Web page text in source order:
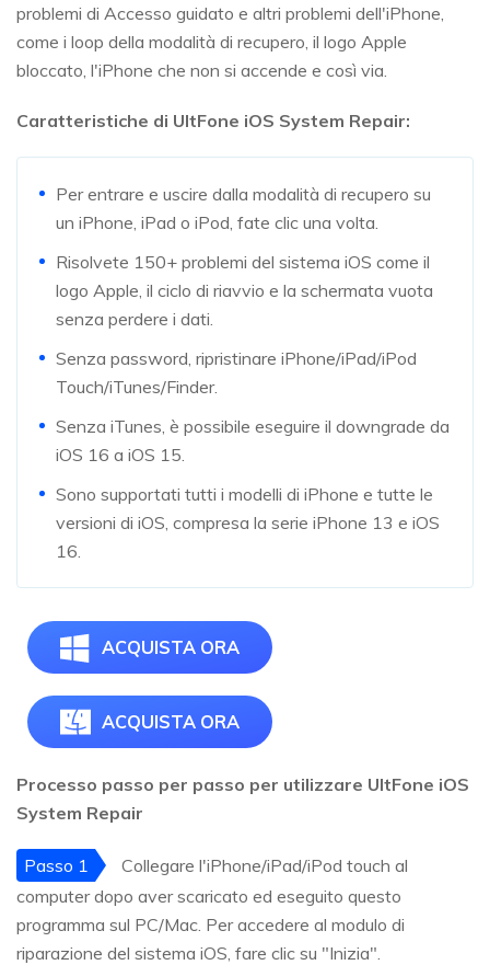
problemi di Accesso guidato e altri problemi dell'iPhone,
come i loop della modalità di recupero, il logo Apple
bloccato, l'iPhone che non si accende e così via.
Caratteristiche di UltFone iOS System Repair:
Per entrare e uscire dalla modalità di recupero su
un iPhone, iPad o iPod, fate clic una volta.
Risolvete 150+ problemi del sistema iOS come il
logo Apple, il ciclo di riavvio e la schermata vuota
senza perdere i dati.
Senza password, ripristinare iPhone/iPad/iPod
Touch/iTunes/Finder.
Senza iTunes, è possibile eseguire il downgrade da
iOS 16 a iOS 15.
Sono supportati tutti i modelli di iPhone e tutte le
versioni di iOS, compresa la serie iPhone 13 e iOS
16.
ACQUISTA ORA
ACQUISTA ORA
Processo passo per passo per utilizzare UltFone iOS
System Repair
Passo 1
Collegare l'iPhone/iPad/iPod touch al
computer dopo aver scaricato ed eseguito questo
programma sul PC/Mac. Per accedere al modulo di
riparazione del sistema iOS, fare clic su "Inizia".